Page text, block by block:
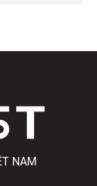
NAM